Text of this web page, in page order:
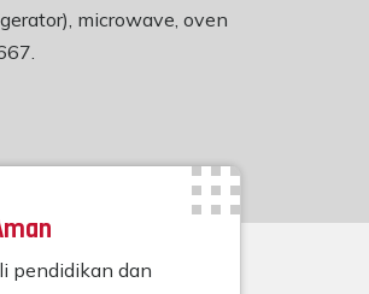
microwave, oven
pendidikan dan